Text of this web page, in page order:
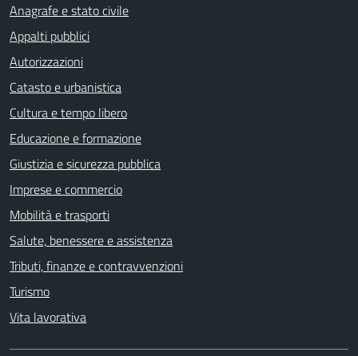
Anagrafe e stato civile
Appalti pubblici
Autorizzazioni
Catasto e urbanistica
Cultura e tempo libero
Educazione e formazione
Giustizia e sicurezza pubblica
Imprese e commercio
Mobilità e trasporti
Salute, benessere e assistenza
Tributi, finanze e contravvenzioni
Turismo
Vita lavorativa